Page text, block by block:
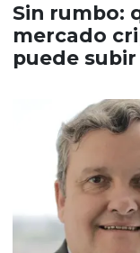
Sin rumbo:
mercado
puede